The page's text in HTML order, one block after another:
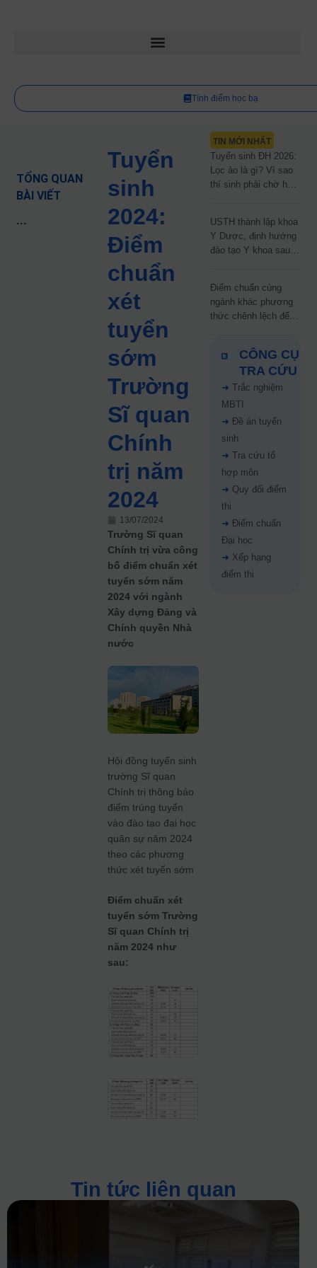
Tính điểm học bạ
TỔNG QUAN
BÀI VIẾT
...
Tuyển
sinh
2024:
Điểm
chuẩn
xét
tuyển
sớm
Trường
Sĩ quan
Chính
trị năm
2024
13/07/2024
Trường Sĩ quan
Chính trị vừa công
bố điểm chuẩn xét
tuyển sớm năm
2024 với ngành
Xây dựng Đảng và
Chính quyền Nhà
nước
Hội đồng tuyển sinh
trường Sĩ quan
Chính trị thông báo
điểm trúng tuyển
vào đào tạo đại học
quân sự năm 2024
theo các phương
thức xét tuyển sớm
Điểm chuẩn xét
tuyển sớm Trường
Sĩ quan Chính trị
năm 2024 như
sau:
TIN MỚI NHẤT
Tuyển sinh ĐH 2026:
Lọc ảo là gì? Vì sao
thí sinh phải chờ hơn
USTH thành lập khoa
Y Dược, định hướng
đào tạo Y khoa sau
Điểm chuẩn cùng
ngành khác phương
thức chênh lệch đến
CÔNG CỤ
TRA CỨU
➜ Trắc nghiệm
MBTI
➜ Đề án tuyển
sinh
➜ Tra cứu tổ
hợp môn
➜ Quy đổi điểm
thi
➜ Điểm chuẩn
Đại học
➜ Xếp hạng
điểm thi
Tin tức liên quan